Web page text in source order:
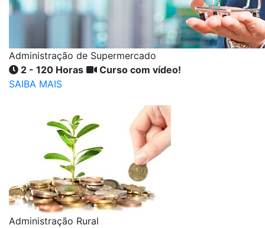
Administração de Supermercado
2 - 120 Horas
Curso com vídeo!
SAIBA MAIS
Administração Rural